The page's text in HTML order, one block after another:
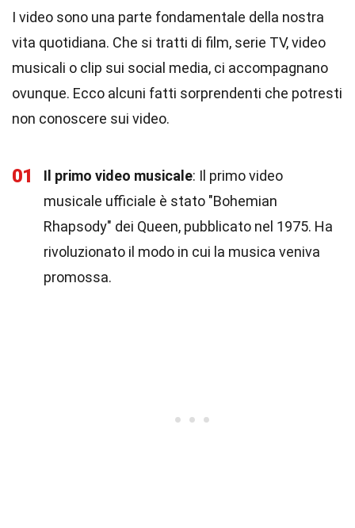
I video sono una parte fondamentale della nostra
vita quotidiana. Che si tratti di film, serie TV, video
musicali o clip sui social media, ci accompagnano
ovunque. Ecco alcuni fatti sorprendenti che potresti
non conoscere sui video.
01 Il primo video musicale: Il primo video
musicale ufficiale è stato "Bohemian
Rhapsody" dei Queen, pubblicato nel 1975. Ha
rivoluzionato il modo in cui la musica veniva
promossa.